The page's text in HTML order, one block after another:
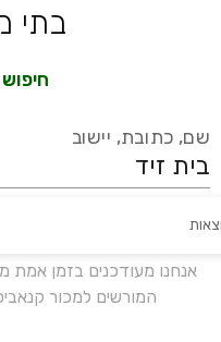
בתי
שם, כתובת, יישוב
אנחנו מעודכנים בזמן
המורשים למכור